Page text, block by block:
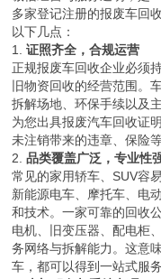
多家登记注册的报废车回
以下几点：
1.证照齐全，合规运营
正规报废车回收企业必须
旧物资回收的经营范围。
拆解场地、环保手续以及
为您出具报废汽车回收证
未注销带来的违章、保险等
2.品类覆盖广泛，专业性
常见的家用轿车、SUV容
新能源电车、摩托车、电
和技术。一家可靠的回收
电机、旧变压器、配电柜
务网络与拆解能力。这意
车，都可以得到一站式服务